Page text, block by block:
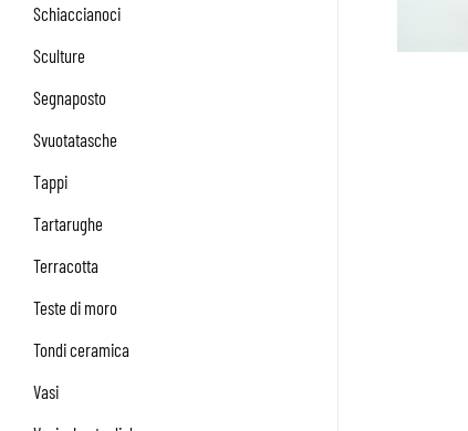
Schiaccianoci
Sculture
Segnaposto
Svuotatasche
Tappi
Tartarughe
Terracotta
Teste di moro
Tondi ceramica
Vasi